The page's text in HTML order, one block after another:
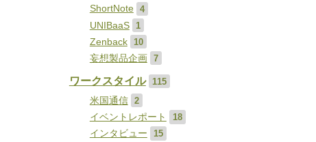
ShortNote
4
UNIBaaS
1
Zenback
10
妄想製品企画
7
ワークスタイル
115
米国通信
2
イベントレポート
18
インタビュー
15